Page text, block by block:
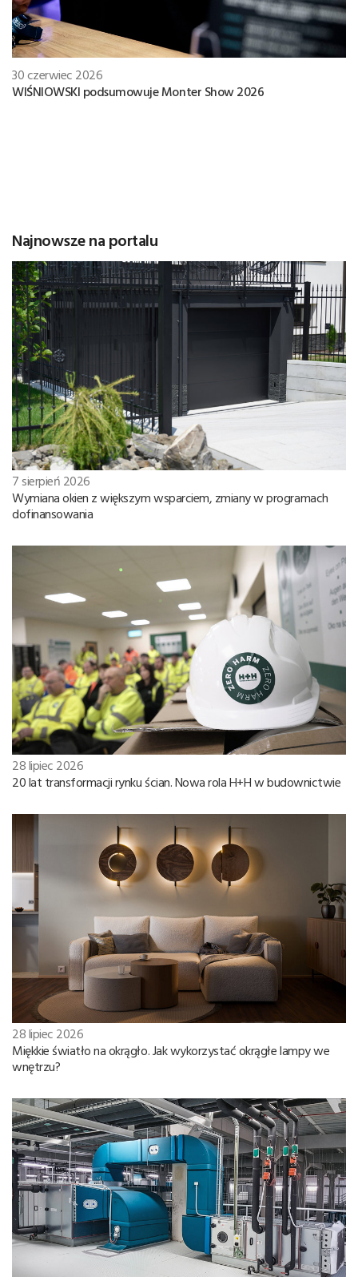
30 czerwiec 2026
WIŚNIOWSKI podsumowuje Monter Show 2026
Najnowsze na portalu
7 sierpień 2026
Wymiana okien z większym wsparciem, zmiany w programach
dofinansowania
28 lipiec 2026
20 lat transformacji rynku ścian. Nowa rola H+H w budownictwie
28 lipiec 2026
Miękkie światło na okrągło. Jak wykorzystać okrągłe lampy we
wnętrzu?